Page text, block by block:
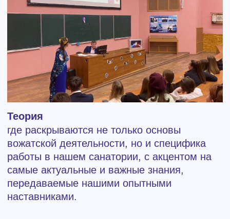
Мы приглашаем вас присоединиться к
нашему удивительному путешествию в мир
детства, творчества и бесконечного
вдохновения. Вместе мы сможем создать
незабываемые воспоминания для детей и
подарить им частицу своего тепла и заботы.
Добро пожаловать в Школу подготовки
вожатых – начните своё путешествие
ЗАБРОНИРУЙТЕ ПУТЕВКУ
УЖЕ СЕЙЧАС!